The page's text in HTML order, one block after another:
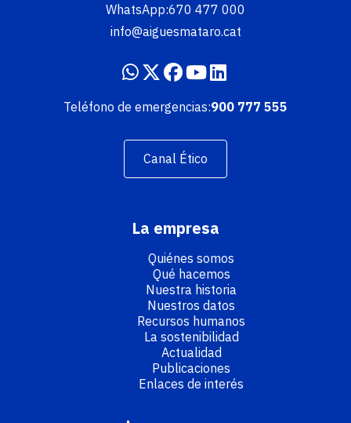
WhatsApp:670 477 000
info@aiguesmataro.cat
Teléfono de emergencias:900 777 555
Canal Ético
La empresa
Quiénes somos
Qué hacemos
Nuestra historia
Nuestros datos
Recursos humanos
La sostenibilidad
Actualidad
Publicaciones
Enlaces de interés